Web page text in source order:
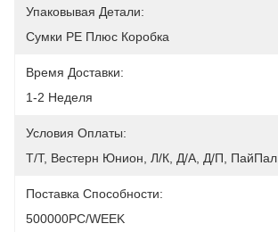
Упаковывая Детали:
Сумки PE Плюс Коробка
Время Доставки:
1-2 Неделя
Условия Оплаты:
Т/Т, Вестерн Юнион, Л/К, Д/А, Д/П,
Поставка Способности:
500000PC/WEEK